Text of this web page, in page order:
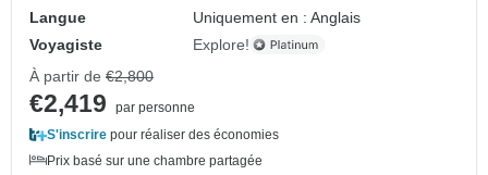
Langue
Uniquement en : Anglais
Voyagiste
Explore!
À partir de €2,800
€2,419
par personne
S'inscrire pour réaliser des économies
Prix basé sur une chambre partagée